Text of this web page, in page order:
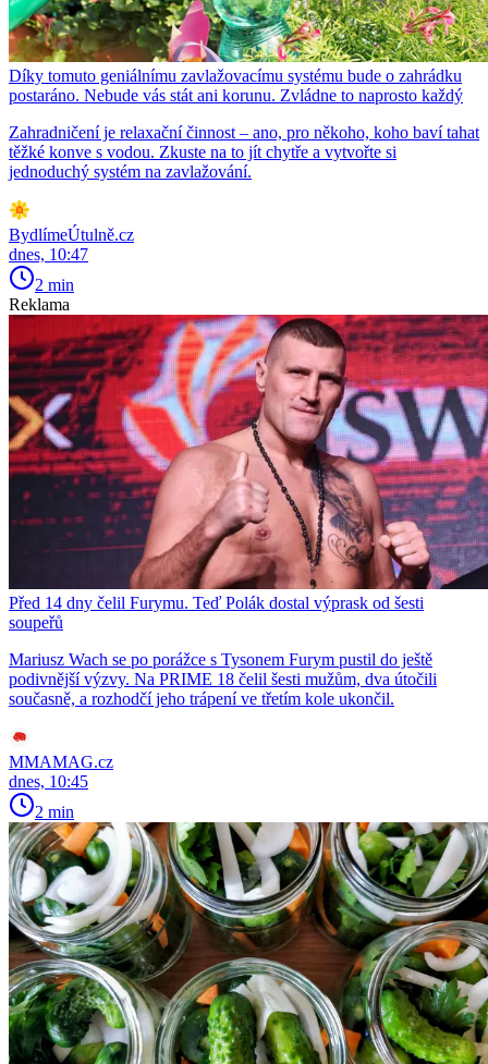
Díky tomuto geniálnímu zavlažovacímu systému bude o zahrádku
postaráno. Nebude vás stát ani korunu. Zvládne to naprosto každý
Zahradničení je relaxační činnost – ano, pro někoho, koho baví tahat
těžké konve s vodou. Zkuste na to jít chytře a vytvořte si
jednoduchý systém na zavlažování.
BydlímeÚtulně.cz
dnes, 10:47
2 min
Reklama
Před 14 dny čelil Furymu. Teď Polák dostal výprask od šesti
soupeřů
Mariusz Wach se po porážce s Tysonem Furym pustil do ještě
podivnější výzvy. Na PRIME 18 čelil šesti mužům, dva útočili
současně, a rozhodčí jeho trápení ve třetím kole ukončil.
MMAMAG.cz
dnes, 10:45
2 min